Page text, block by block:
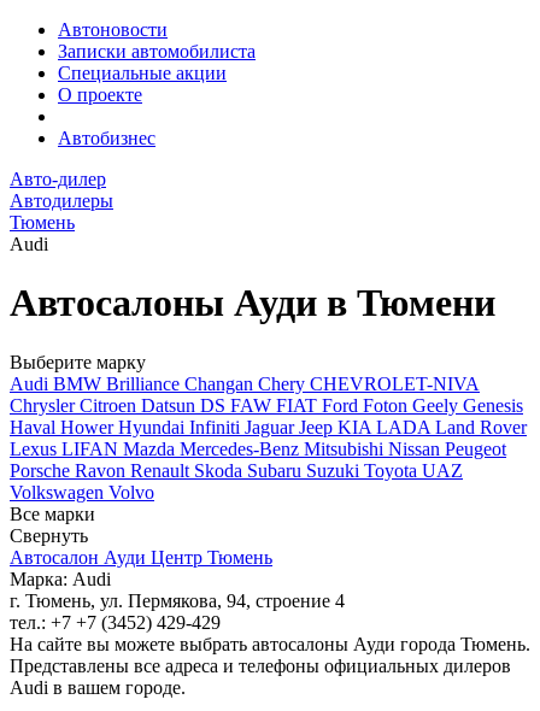
Автоновости
Записки автомобилиста
Специальные акции
О проекте
Автобизнес
Авто-дилер
Автодилеры
Тюмень
Audi
Автосалоны Ауди в Тюмени
Выберите марку
Audi BMW Brilliance Changan Chery CHEVROLET-NIVA
ChryslerCitroen Datsun DS FAW FIAT Ford Foton Geely Genesis
Haval HowerHyundai Infiniti JaguarJeep KIA LADA Land Rover
Lexus LIFAN Mazda Mercedes-Benz Mitsubishi Nissan Peugeot
Porsche Ravon Renault Skoda Subaru Suzuki Toyota UAZ
Volkswagen Volvo
Все марки
Свернуть
Автосалон Ауди Центр Тюмень
Марка: Audi
г. Тюмень, ул. Пермякова, 94, строение 4
тел.: +7 +7 (3452) 429-429
На сайте вы можете выбрать автосалоны Ауди города Тюмень.
Представлены все адреса и телефоны официальных дилеров
Audi в вашем городе.